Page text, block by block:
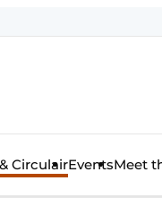
CirculairEventsMeet